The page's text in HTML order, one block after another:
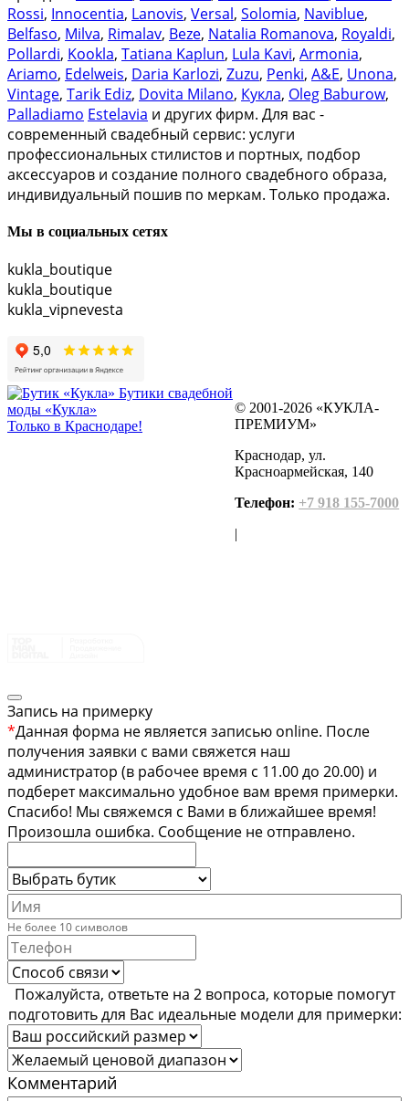
Rossi, Innocentia, Lanovis, Versal, Solomia, Naviblue,
Belfaso, Milva, Rimalav, Beze, Natalia Romanova, Royaldi,
Pollardi, Kookla, Tatiana Kaplun, Lula Kavi, Armonia,
Ariamo, Edelweis, Daria Karlozi, Zuzu, Penki, A&Е, Unona,
Vintage, Tarik Ediz, Dovita Milano, Кукла, Oleg Baburow,
Palladiamo Estelavia и других фирм. Для вас -
современный свадебный сервис: услуги
профессиональных стилистов и портных, подбор
аксессуаров и создание полного свадебного образа,
индивидуальный пошив по меркам. Только продажа.
Мы в социальных сетях
kukla_boutique
kukla_boutique
kukla_vipnevesta
Бутики свадебной
моды «Кукла»
Только в Краснодаре!
© 2001-2026 «КУКЛА-
ПРЕМИУМ»
Краснодар, ул.
Красноармейская, 140
Телефон: +7 918 155-7000
|
Запись на примерку
*Данная форма не является записью online. После
получения заявки с вами свяжется наш
администратор (в рабочее время с 11.00 до 20.00) и
подберет максимально удобное вам время примерки.
Спасибо! Мы свяжемся с Вами в ближайшее время!
Произошла ошибка. Сообщение не отправлено.
Не более 10 символов
Пожалуйста, ответьте на 2 вопроса, которые помогут
подготовить для Вас идеальные модели для примерки:
Комментарий